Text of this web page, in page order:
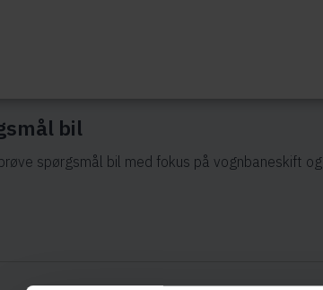
bil
spørgsmål bil med fokus på vognbaneskift og